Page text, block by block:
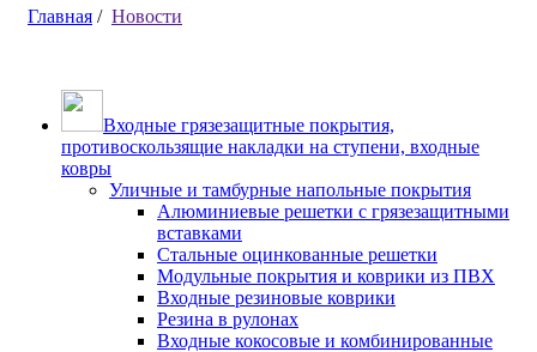
Главная / Новости
Входные грязезащитные покрытия,
противоскользящие накладки на ступени, входные
ковры
Уличные и тамбурные напольные покрытия
Алюминиевые решетки с грязезащитными
вставками
Стальные оцинкованные решетки
Модульные покрытия и коврики из ПВХ
Входные резиновые коврики
Резина в рулонах
Входные кокосовые и комбинированные